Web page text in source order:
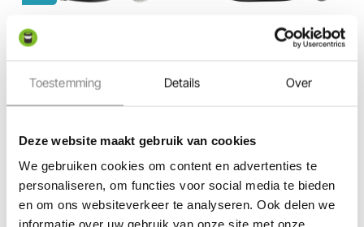
Toestemming Details Over
Deze website maakt gebruik van cookies
We gebruiken cookies om content en advertenties te
personaliseren, om functies voor social media te bieden
en om ons websiteverkeer te analyseren. Ook delen we
informatie over uw gebruik van onze site met onze
Steel | Grondspots
Op voorraad
Grondspots
Op voorraad